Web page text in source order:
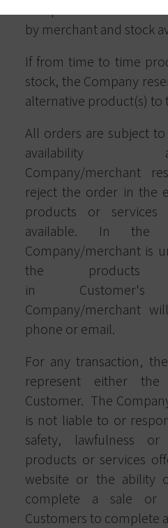
by merchant and stock
If from time to time
stock, the Company
alternative product(s) to
All orders are subject
Company/merchant
reject the order in the
products or
available. In
Company/merchant is
the products
in
Company/merchant
phone or email.
For any transaction,
represent either
Customer. The
is not liable to or
safety, lawfulness
products or services
website or the ability
complete a sale
Customers to complete